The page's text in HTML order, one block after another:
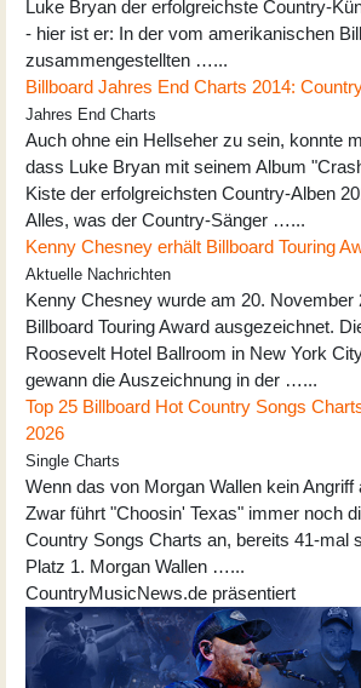
Luke Bryan der erfolgreichste Country-
- hier ist er: In der vom amerikanischen
zusammengestellten …...
Billboard Jahres End Charts 2014:
Jahres End Charts
Auch ohne ein Hellseher zu sein, konnte
dass Luke Bryan mit seinem Album
Kiste der erfolgreichsten Country-Alben
Alles, was der Country-Sänger …...
Kenny Chesney erhält Billboard Touring
Aktuelle Nachrichten
Kenny Chesney wurde am 20. November
Billboard Touring Award ausgezeichnet.
Roosevelt Hotel Ballroom in New York
gewann die Auszeichnung in der …...
Top 25 Billboard Hot Country Songs
2026
Single Charts
Wenn das von Morgan Wallen kein Angriff
Zwar führt "Choosin' Texas" immer noch
Country Songs Charts an, bereits 41-mal
Platz 1. Morgan Wallen …...
CountryMusicNews.de präsentiert